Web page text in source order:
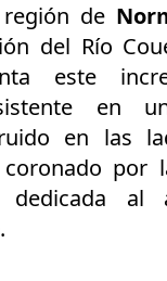
de
del Río
este
en
en las
por
dedicada al